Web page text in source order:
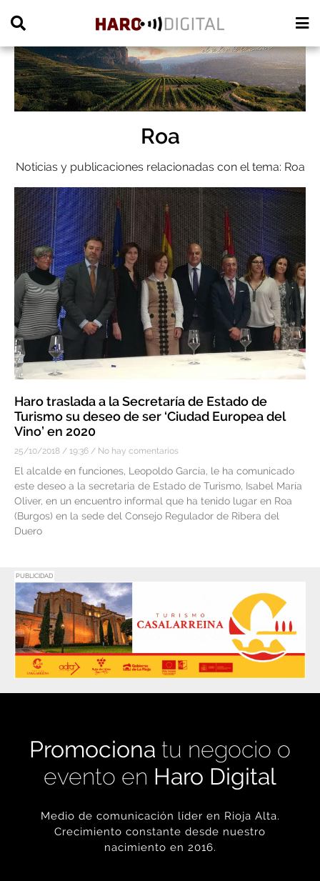
Roa
Noticias y publicaciones relacionadas con el tema: Roa
Haro traslada a la Secretaría de Estado de
Turismo su deseo de ser ‘Ciudad Europea del
Vino’ en 2020
25/10/2018 19:36 No hay comentarios
El alcalde en funciones, Leopoldo García, le ha comunicado
este deseo a la secretaria de Estado de Turismo, Isabel María
Oliver, en un encuentro informal que ha tenido lugar en Roa
(Burgos) en la sede del Consejo Regulador de Ribera del
Duero
PUBLICIDAD
Promociona tu negocio o
evento en Haro Digital
Medio de comunicación líder en Rioja Alta.
Crecimiento constante desde nuestro
nacimiento en 2016.